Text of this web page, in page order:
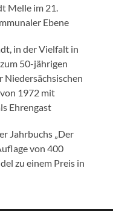
Melle im 21.
Ebene
in der Vielfalt in
50-jährigen
Niedersächsischen
1972 mit
Ehrengast
Jahrbuchs „Der
von 400
zu einem Preis in